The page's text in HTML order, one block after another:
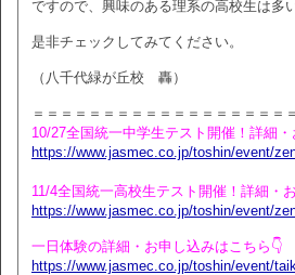
ですので、興味のある理系の高校生は多
是非チェックしてみてください。
（八千代緑が丘校 轟）
＝＝＝＝＝＝＝＝＝＝＝＝＝＝＝＝＝＝
10/27全国統一中学生テスト開催！詳細・
https://www.jasmec.co.jp/toshin/event/
11/4全国統一高校生テスト開催！詳細・
https://www.jasmec.co.jp/toshin/event/
一日体験の詳細・お申し込みはこちら👇
https://www.jasmec.co.jp/toshin/event/